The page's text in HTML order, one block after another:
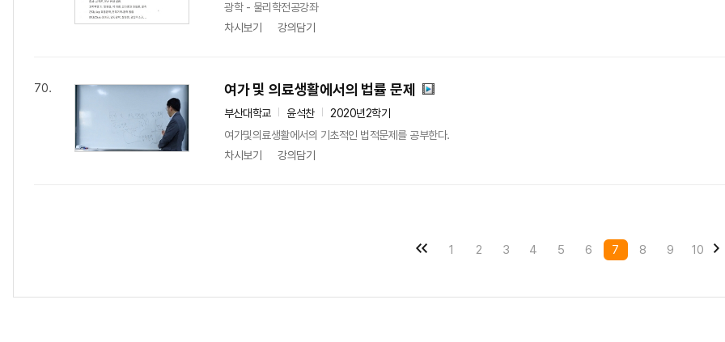
광학 - 물리학전공강좌
차시보기
강의담기
70. 여가 및 의료생활에서의 법률 문제
부산대학교 윤석찬
2020년2학기
여가및의료생활에서의 기초적인 법적문제를 공부한다.
차시보기
강의담기
1 2 3 4 5 6 7 8 9 10